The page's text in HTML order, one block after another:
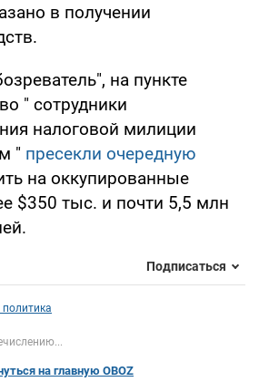
в получении
на пункте
" сотрудники
налоговой милиции
" пресекли очередную
на оккупированные
$350 тыс. и почти 5,5 млн
Подписаться
на главную OBOZ